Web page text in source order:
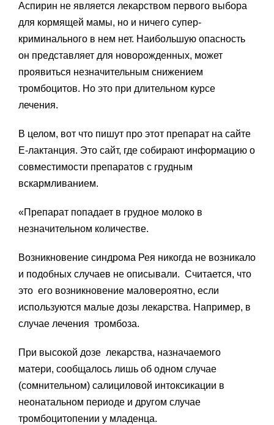
Аспирин не является лекарством первого выбора
для кормящей мамы, но и ничего супер-
криминального в нем нет. Наибольшую опасность
он представляет для новорожденных, может
проявиться незначительным снижением
тромбоцитов. Но это при длительном курсе
лечения.
В целом, вот что пишут про этот препарат на сайте
Е-лактанция. Это сайт, где собирают информацию о
совместимости препаратов с грудным
вскармливанием.
«Препарат попадает в грудное молоко в
незначительном количестве.
Возникновение синдрома Рея никогда не возникало
и подобных случаев не описывали. Считается, что
это его возникновение маловероятно, если
используются малые дозы лекарства. Например, в
случае лечения тромбоза.
При высокой дозе лекарства, назначаемого
матери, сообщалось лишь об одном случае
(сомнительном) салициловой интоксикации в
неонатальном периоде и другом случае
тромбоцитопении у младенца.